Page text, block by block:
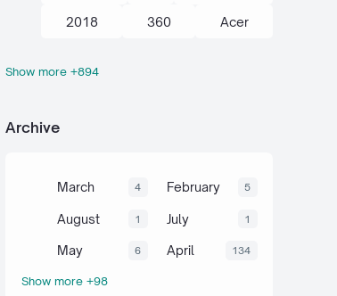
2018 360 Acer
action kamera
akhir tahun akuntansi
al-quran hadits alami alat
aljabar Alkana amalan
Anaerob
Show more +894
Archive
March 4 February 5
August 1 July 1
May 6 April 134
Show more +98